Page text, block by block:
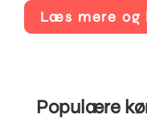
Læs mere og
Populære